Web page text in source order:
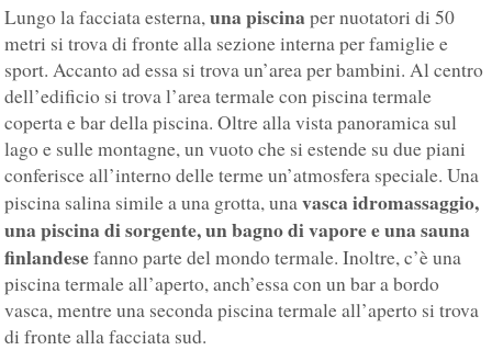
Lungo la facciata esterna,una piscina per nuotatori di 50
metri si trova di fronte alla sezione interna per famiglie e
sport. Accanto ad essa si trova un’area per bambini. Al centro
dell’edificio si trova l’area termale con piscina termale
coperta e bar della piscina. Oltre alla vista panoramica sul
lago e sulle montagne, un vuoto che si estende su due piani
conferisce all’interno delle terme un’atmosfera speciale. Una
piscina salina simile a una grotta, unavasca idromassaggio,
una piscina di sorgente, un bagno di vapore e una sauna
finlandesefanno parte del mondo termale. Inoltre, c’è una
piscina termale all’aperto, anch’essa con un bar a bordo
vasca, mentre una seconda piscina termale all’aperto si trova
di fronte alla facciata sud.